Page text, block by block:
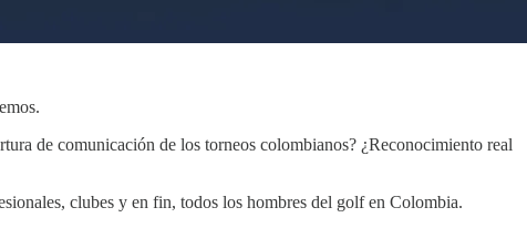
de comunicación de los torneos colombianos? ¿Reconocimiento real
clubes y en fin, todos los hombres del golf en Colombia.